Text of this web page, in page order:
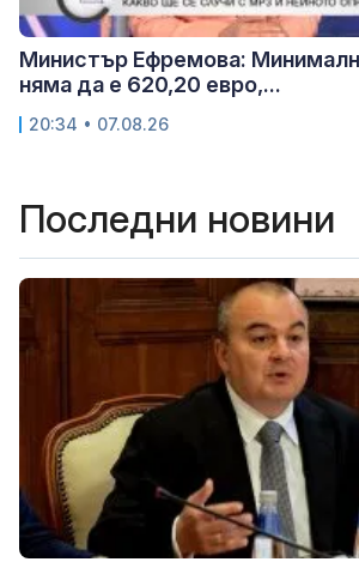
Министър Ефремова:
няма да е 620,20 евро,...
20:34 • 07.08.26
Последни новини